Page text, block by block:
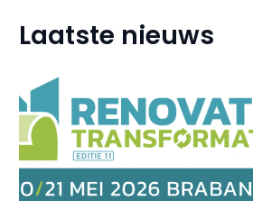
Laatste nieuws